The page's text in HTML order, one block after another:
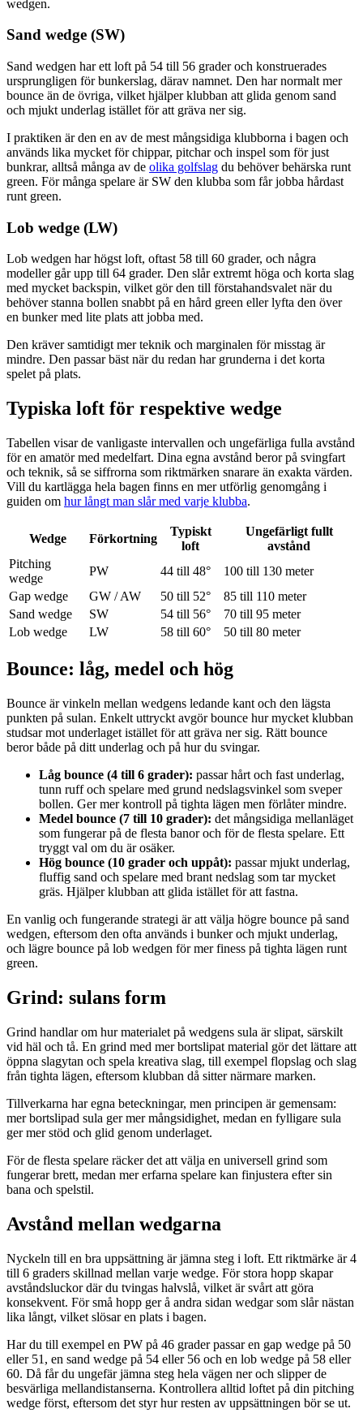
wedgen.
Sand wedge (SW)
Sand wedgen har ett loft på 54 till 56 grader och konstruerades
ursprungligen för bunkerslag, därav namnet. Den har normalt mer
bounce än de övriga, vilket hjälper klubban att glida genom sand
och mjukt underlag istället för att gräva ner sig.
I praktiken är den en av de mest mångsidiga klubborna i bagen och
används lika mycket för chippar, pitchar och inspel som för just
bunkrar, alltså många av de olika golfslag du behöver behärska runt
green. För många spelare är SW den klubba som får jobba hårdast
runt green.
Lob wedge (LW)
Lob wedgen har högst loft, oftast 58 till 60 grader, och några
modeller går upp till 64 grader. Den slår extremt höga och korta slag
med mycket backspin, vilket gör den till förstahandsvalet när du
behöver stanna bollen snabbt på en hård green eller lyfta den över
en bunker med lite plats att jobba med.
Den kräver samtidigt mer teknik och marginalen för misstag är
mindre. Den passar bäst när du redan har grunderna i det korta
spelet på plats.
Typiska loft för respektive wedge
Tabellen visar de vanligaste intervallen och ungefärliga fulla avstånd
för en amatör med medelfart. Dina egna avstånd beror på svingfart
och teknik, så se siffrorna som riktmärken snarare än exakta värden.
Vill du kartlägga hela bagen finns en mer utförlig genomgång i
guiden om hur långt man slår med varje klubba.
Wedge Förkortning
Typiskt
loft
Ungefärligt fullt
avstånd
Pitching
wedge
PW 44 till 48°
100 till 130 meter
Gap wedge
GW / AW 50 till 52°
85 till 110 meter
Sand wedge
SW 54 till 56°
70 till 95 meter
Lob wedge
LW 58 till 60° 50 till 80 meter
Bounce: låg, medel och hög
Bounce är vinkeln mellan wedgens ledande kant och den lägsta
punkten på sulan. Enkelt uttryckt avgör bounce hur mycket klubban
studsar mot underlaget istället för att gräva ner sig. Rätt bounce
beror både på ditt underlag och på hur du svingar.
Låg bounce (4 till 6 grader): passar hårt och fast underlag,
tunn ruff och spelare med grund nedslagsvinkel som sveper
bollen. Ger mer kontroll på tighta lägen men förlåter mindre.
Medel bounce (7 till 10 grader): det mångsidiga mellanläget
som fungerar på de flesta banor och för de flesta spelare. Ett
tryggt val om du är osäker.
Hög bounce (10 grader och uppåt): passar mjukt underlag,
fluffig sand och spelare med brant nedslag som tar mycket
gräs. Hjälper klubban att glida istället för att fastna.
En vanlig och fungerande strategi är att välja högre bounce på sand
wedgen, eftersom den ofta används i bunker och mjukt underlag,
och lägre bounce på lob wedgen för mer finess på tighta lägen runt
green.
Grind: sulans form
Grind handlar om hur materialet på wedgens sula är slipat, särskilt
vid häl och tå. En grind med mer bortslipat material gör det lättare att
öppna slagytan och spela kreativa slag, till exempel flopslag och slag
från tighta lägen, eftersom klubban då sitter närmare marken.
Tillverkarna har egna beteckningar, men principen är gemensam:
mer bortslipad sula ger mer mångsidighet, medan en fylligare sula
ger mer stöd och glid genom underlaget.
För de flesta spelare räcker det att välja en universell grind som
fungerar brett, medan mer erfarna spelare kan finjustera efter sin
bana och spelstil.
Avstånd mellan wedgarna
Nyckeln till en bra uppsättning är jämna steg i loft. Ett riktmärke är 4
till 6 graders skillnad mellan varje wedge. För stora hopp skapar
avståndsluckor där du tvingas halvslå, vilket är svårt att göra
konsekvent. För små hopp ger å andra sidan wedgar som slår nästan
lika långt, vilket slösar en plats i bagen.
Har du till exempel en PW på 46 grader passar en gap wedge på 50
eller 51, en sand wedge på 54 eller 56 och en lob wedge på 58 eller
60. Då får du ungefär jämna steg hela vägen ner och slipper de
besvärliga mellandistanserna. Kontrollera alltid loftet på din pitching
wedge först, eftersom det styr hur resten av uppsättningen bör se ut.